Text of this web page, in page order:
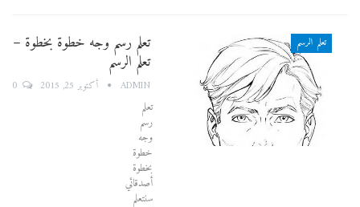
تعلم الرسم تعلم رسم وجه خطوة بخطوة –
تعلم الرسم
ADMIN أكتوبر 25, 2015
تعلم
رسم
وجه
خطوة
بخطوة
أصدقائي
سنتعلم